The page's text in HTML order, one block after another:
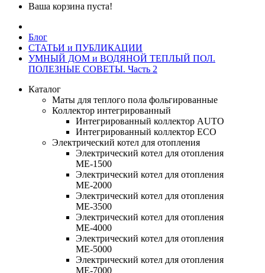
Ваша корзина пуста!
Блог
СТАТЬИ и ПУБЛИКАЦИИ
УМНЫЙ ДОМ и ВОДЯНОЙ ТЕПЛЫЙ ПОЛ.
ПОЛЕЗНЫЕ СОВЕТЫ. Часть 2
Каталог
Маты для теплого пола фольгированные
Коллектор интегрированный
Интегрированный коллектор AUTO
Интегрированный коллектор ЕСО
Электрический котел для отопления
Электрический котел для отопления
МЕ-1500
Электрический котел для отопления
МЕ-2000
Электрический котел для отопления
МЕ-3500
Электрический котел для отопления
МЕ-4000
Электрический котел для отопления
МЕ-5000
Электрический котел для отопления
МЕ-7000